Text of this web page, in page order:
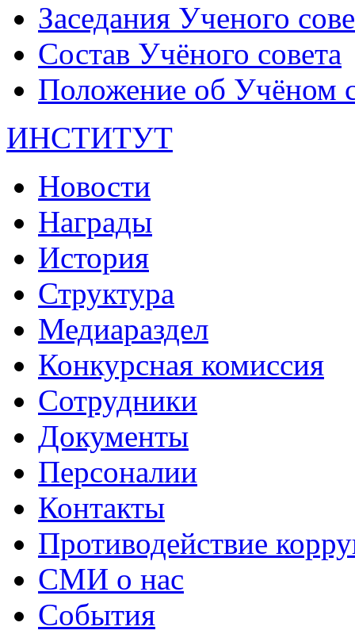
Заседания Ученого
Состав Учёного совета
Положение об Учёном
ИНСТИТУТ
Новости
Награды
История
Структура
Медиараздел
Конкурсная комиссия
Сотрудники
Документы
Персоналии
Контакты
Противодействие
СМИ о нас
События